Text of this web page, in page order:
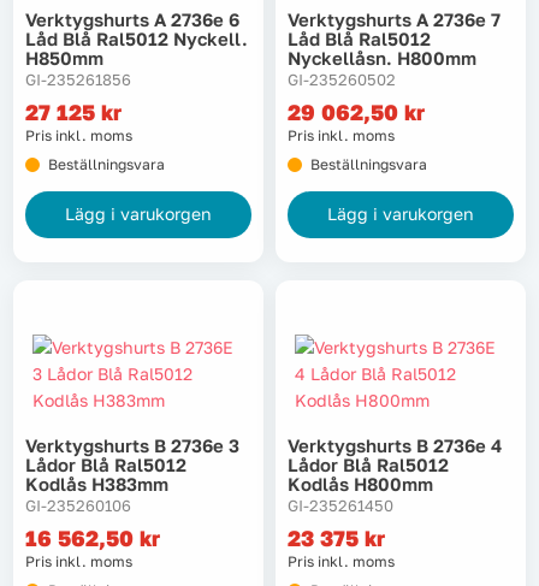
Verktygshurts A 2736e 6
Låd Blå Ral5012 Nyckell.
H850mm
GI-235261856
27 125 kr
Pris inkl. moms
Beställningsvara
Lägg i varukorgen
Verktygshurts A 2736e 7
Låd Blå Ral5012
Nyckellåsn. H800mm
GI-235260502
29 062,50 kr
Pris inkl. moms
Beställningsvara
Lägg i varukorgen
Verktygshurts B 2736e 3
Lådor Blå Ral5012
Kodlås H383mm
GI-235260106
16 562,50 kr
Pris inkl. moms
Verktygshurts B 2736e 4
Lådor Blå Ral5012
Kodlås H800mm
GI-235261450
23 375 kr
Pris inkl. moms